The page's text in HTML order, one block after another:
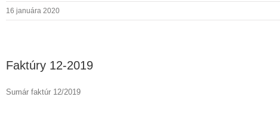
16 januára 2020
Faktúry 12-2019
Sumár faktúr 12/2019